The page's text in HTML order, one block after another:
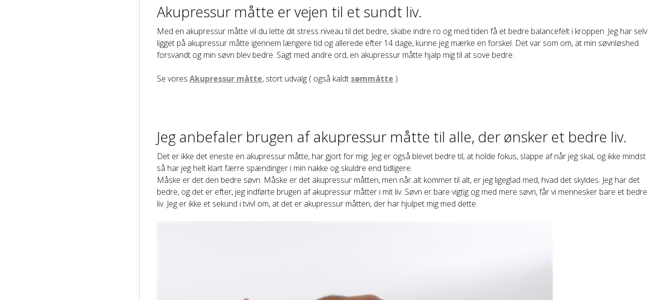
Akupressur måtte er vejen til et sundt liv.
Med en akupressur måtte vil du lette dit stress niveau til det bedre, skabe indre ro og med tiden få et bedre balancefelt i kroppen. Jeg har selv
ligget på akupressur måtte igennem længere tid og allerede efter 14 dage, kunne jeg mærke en forskel. Det var som om, at min søvnløshed
forsvandt og min søvn blev bedre. Sagt med andre ord, en akupressur måtte hjalp mig til at sove bedre.
Se vores Akupressur måtte, stort udvalg ( også kaldt sømmåtte )
Jeg anbefaler brugen af akupressur måtte til alle, der ønsker et bedre liv.
Det er ikke det eneste en akupressur måtte, har gjort for mig. Jeg er også blevet bedre til, at holde fokus, slappe af når jeg skal, og ikke mindst
så har jeg helt klart færre spændinger i min nakke og skuldre end tidligere.
Måske er det den bedre søvn. Måske er det akupressur måtten, men når alt kommer til alt, er jeg ligeglad med, hvad det skyldes. Jeg har det
bedre, og det er efter, jeg indførte brugen af akupressur måtter i mit liv. Søvn er bare vigtig og med mere søvn, får vi mennesker bare et bedre
liv. Jeg er ikke et sekund i tvivl om, at det er akupressur måtten, der har hjulpet mig med dette.